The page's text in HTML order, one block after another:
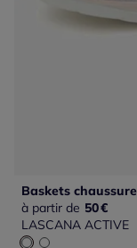
à partir de 50€
LASCANA ACTIVE